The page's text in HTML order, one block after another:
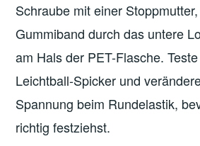
Schraube mit einer
Gummiband durch das untere
am Hals der PET-Flasche.
Leichtball-Spicker und
Spannung beim Rundelastik,
richtig festziehst.